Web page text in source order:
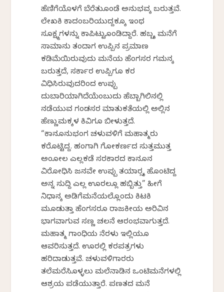
ಹೆಣಿಗೆಯೊಳಗೆ ಬೆರೆತುಕೊಂಡೆ ಅನುಭವಕ್ಕೆ ಬರುತ್ತವೆ.
ಲೇಖಕಿ ಕಾದಂಬರಿಯುದ್ದಕ್ಕೂ ಇಂಥ
ಸೂಕ್ಷ್ಮಗಳನ್ನು ಕಾಪಿಟ್ಟುಕೊಂಡಿದ್ದಾರೆ. ಹಬ್ಬಕ್ಕೆ ಮನೆಗೆ
ಸಾಮಾನು ತಂದಾಗ ಉಪ್ಪಿನ ಪ್ರಮಾಣ
ಕಡಿಮೆಯಿರುವುದು ಮನೆಯ ಹೆಂಗಸರ ಗಮನಕ್ಕೆ
ಬರುತ್ತದೆ, ಸರ್ಕಾರ ಉಪ್ಪಿಗೂ ಕರ
ವಿಧಿಸಿರುವುದರಿಂದ ಉಪ್ಪು
ದುಬಾರಿಯಾಗಿದೆಯೆಂಬುದು ಹೆಬ್ಬಾಗಿಲಿನಲ್ಲಿ
ನಡೆಯುವ ಗಂಡಸರ ಮಾತುಕತೆಯಲ್ಲಿ ಅಲ್ಲಿನ
ಹೆಣ್ಣುಮಕ್ಕಳ ಕಿವಿಗೂ ಬೀಳುತ್ತದೆ.
“ಕಾನೂನುಭಂಗ ಚಳುವಳಿಗೆ ಮಹಾತ್ಮರು
ಕರೆಕೊಟ್ಟಿದ್ದ. ಹಂಗಾಗಿ ಗೋಕರ್ಣದ ಸುತ್ತಮುತ್ತ
ಅಂಕೋಲ ಎಲ್ಲಕಡೆ ಸರಕಾರದ ಕಾನೂನ
ವಿರೋಧಿಸಿ ಜನವೇ ಉಪ್ಪು ತಯಾರ‍್ಸಕ್ಕೆ ಹೊಂಟಿದ್ದ
ಅನ್ನ ಸುದ್ದಿ ಎಲ್ಲ ಊರಲ್ಲೂ ಹಬ್ಬಿತ್ತು” ಹೀಗೆ
ನಿಧಾನಕ್ಕೆ ಅಡಿಗೆಮನೆಯಲ್ಲೊಂದು ಕಿಟಕಿ
ಮೂಡುತ್ತಾ ಹೆಂಗಸರೂ ರಾಜಕೀಯ ಅರಿವಿನ
ಭಾಗವಾಗುವ ಸಣ್ಣ ಚಲನೆ ಆರಂಭವಾಗುತ್ತದೆ.
ಮಹಾತ್ಮ ಗಾಂಧಿಯ ನೆರಳು ಇಲ್ಲಿಯೂ
ಆವರಿಸುತ್ತದೆ. ಊರಲ್ಲಿ ಕರಪತ್ರಗಳು
ಹರಿದಾಡುತ್ತವೆ. ಚಳುವಳಿಗಾರರು
ತಲೆಮರೆಸಿಕೊಳ್ಳಲು ಮಲೆನಾಡಿನ ಒಂಟಿಮನೆಗಳಲ್ಲಿ
ಆಶ್ರಯ ಪಡೆಯುತ್ತಾರೆ. ಪಣತದ ಮನೆ